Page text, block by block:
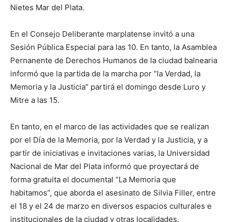
Nietes Mar del Plata.
En el Consejo Deliberante marplatense invitó a una
Sesión Pública Especial para las 10. En tanto, la Asamblea
Pernanente de Derechos Humanos de la ciudad balnearia
informó que la partida de la marcha por “la Verdad, la
Memoria y la Justicia” partirá el domingo desde Luro y
Mitre a las 15.
En tanto, en el marco de las actividades que se realizan
por el Día de la Memoria, por la Verdad y la Justicia, y a
partir de iniciativas e invitaciones varias, la Universidad
Nacional de Mar del Plata informó que proyectará de
forma gratuita el documental “La Memoria que
habitamos”, que aborda el asesinato de Silvia Filler, entre
el 18 y el 24 de marzo en diversos espacios culturales e
institucionales de la ciudad y otras localidades.